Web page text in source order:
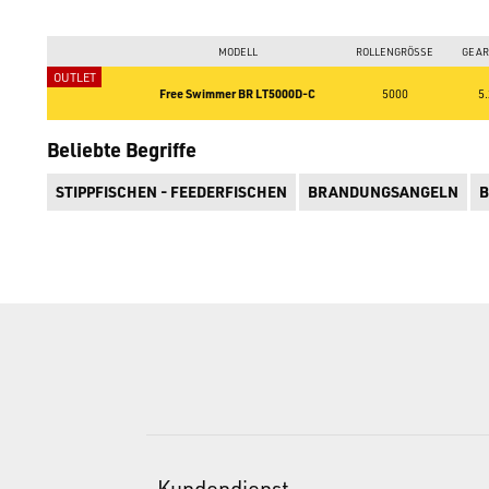
MODELL ROLLENGRÖSSE
Free Swimmer BR LT5000D-C 5000
Beliebte Begriffe
STIPPFISCHEN - FEEDERFISCHEN BRANDUNGSANGELN